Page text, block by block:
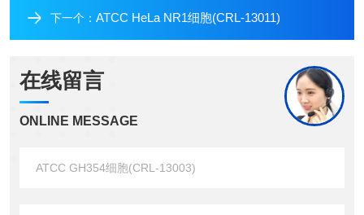
下一个： ATCC HeLa NR1细胞(CRL-13011)
在线留言
ONLINE MESSAGE